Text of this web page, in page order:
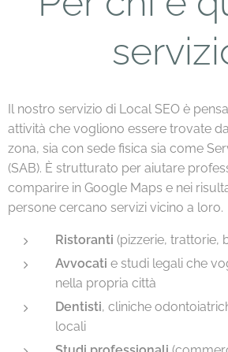
Il nostro servizio di Local SEO è
attività che vogliono essere trovate
zona, sia con sede fisica sia come
(SAB). È strutturato per aiutare
comparire in Google Maps e nei
persone cercano servizi vicino a loro.
Ristoranti (pizzerie, trattorie,
Avvocati e studi legali che
nella propria città
Dentisti, cliniche
locali